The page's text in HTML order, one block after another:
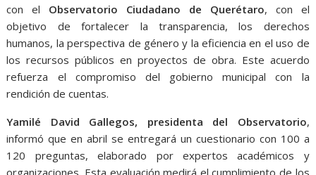
con el Observatorio Ciudadano de Querétaro, con el
objetivo de fortalecer la transparencia, los derechos
humanos, la perspectiva de género y la eficiencia en el uso de
los recursos públicos en proyectos de obra. Este acuerdo
refuerza el compromiso del gobierno municipal con la
rendición de cuentas.
Yamilé David Gallegos, presidenta del Observatorio,
informó que en abril se entregará un cuestionario con 100 a
120 preguntas, elaborado por expertos académicos y
organizaciones. Esta evaluación medirá el cumplimiento de los